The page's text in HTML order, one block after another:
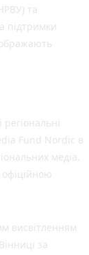
та
підтримки
Fund Nordic в
медіа.
висвітленням
за